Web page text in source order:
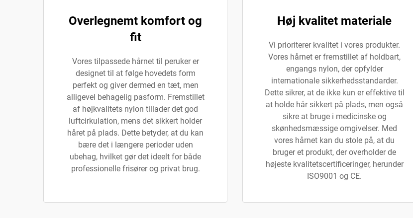
Overlegnemt komfort og
fit
Vores tilpassede hårnet til peruker er
designet til at følge hovedets form
perfekt og giver dermed en tæt, men
alligevel behagelig pasform. Fremstillet
af højkvalitets nylon tillader det god
luftcirkulation, mens det sikkert holder
håret på plads. Dette betyder, at du kan
bære det i længere perioder uden
ubehag, hvilket gør det ideelt for både
professionelle frisører og privat brug.
Høj kvalitet materiale
Vi prioriterer kvalitet i vores produkter.
Vores hårnet er fremstillet af holdbart,
engangs nylon, der opfylder
internationale sikkerhedsstandarder.
Dette sikrer, at de ikke kun er effektive til
at holde hår sikkert på plads, men også
sikre at bruge i medicinske og
skønhedsmæssige omgivelser. Med
vores hårnet kan du stole på, at du
bruger et produkt, der overholder de
højeste kvalitetscertificeringer, herunder
ISO9001 og CE.